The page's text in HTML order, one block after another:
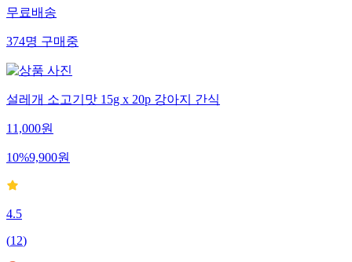
무료배송
374명구매중
설레개 소고기맛 15g x 20p 강아지 간식
11,000원
10%9,900원
4.5
(12)